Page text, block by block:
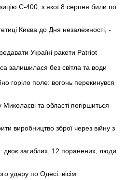
С-400, з якої 8 серпня били по
Києва до Дня незалежності, -
Україні ракети Patriot
залишилася без світла та води
горіло поле: вогонь перекинувся
та області погіршиться
виробництво зброї через війну з
двоє загиблих, 12 поранених, люди
удару по Одесі: вісім